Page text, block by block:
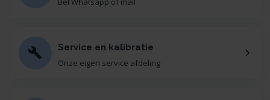
Service en kalibratie
Onze eigen service afdeling